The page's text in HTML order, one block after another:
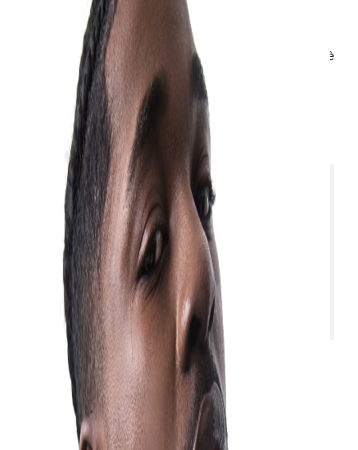
Più che una semplice custodia, iPhone Pocket è un
manifesto di stile contemporaneo: un oggetto che si
indossa, si mostra, si vive. In un’epoca in cui la tecnologia è
sempre più personale, Apple e Issey Miyake ci ricordano
che anche un accessorio può raccontare chi siamo con
leggerezza, precisione e un tocco distintivo.